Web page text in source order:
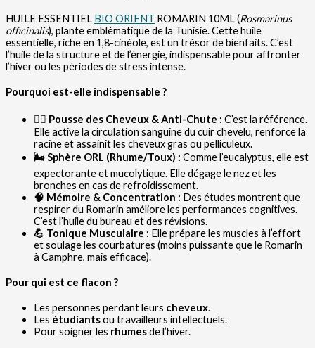
HUILE ESSENTIEL BIO ORIENT ROMARIN 10ML (Rosmarinus
officinalis), plante emblématique de la Tunisie. Cette huile
essentielle, riche en 1,8-cinéole, est un trésor de bienfaits. C’est
l’huile de la structure et de l’énergie, indispensable pour affronter
l’hiver ou les périodes de stress intense.
Pourquoi est-elle indispensable ?
💇‍♀️ Pousse des Cheveux & Anti-Chute : C’est la référence.
Elle active la circulation sanguine du cuir chevelu, renforce la
racine et assainit les cheveux gras ou pelliculeux.
🌬️ Sphère ORL (Rhume/Toux) : Comme l’eucalyptus, elle est
expectorante et mucolytique. Elle dégage le nez et les
bronches en cas de refroidissement.
🧠 Mémoire & Concentration : Des études montrent que
respirer du Romarin améliore les performances cognitives.
C’est l’huile du bureau et des révisions.
💪 Tonique Musculaire : Elle prépare les muscles à l’effort
et soulage les courbatures (moins puissante que le Romarin
à Camphre, mais efficace).
Pour qui est ce flacon ?
Les personnes perdant leurs cheveux.
Les étudiantsou travailleurs intellectuels.
Pour soigner les rhumesde l’hiver.